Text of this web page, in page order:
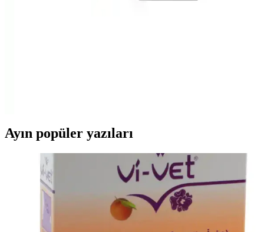
Ayın popüler yazıları